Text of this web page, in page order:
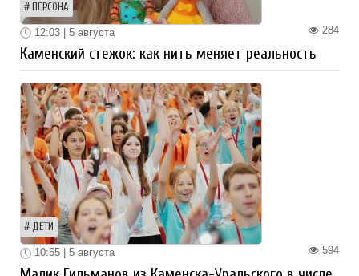
ПЕРСОНА
284
12:03 | 5 августа
Каменский стежок: как нить меняет реальность
ДЕТИ
594
10:55 | 5 августа